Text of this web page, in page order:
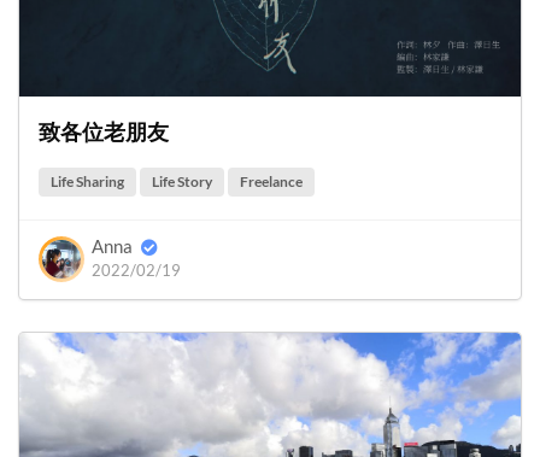
致各位老朋友
Life Sharing Life Story Freelance
Anna
2022/02/19